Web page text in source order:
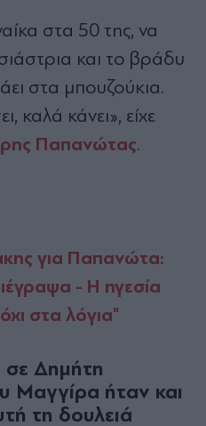
στα 50 της, να
και το βράδυ
στα μπουζούκια.
καλά κάνει», είχε
Παπανώτας.
για Παπανώτα:
- Η ηγεσία
στα λόγια"
σε Δημήτη
ήταν και
τη δουλειά